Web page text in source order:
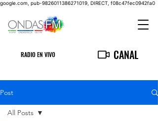
google.com, pub-9826011386271019, DIRECT, f08c47fec0942fa0
RADIO EN VIVO CANAL
Post
All Posts